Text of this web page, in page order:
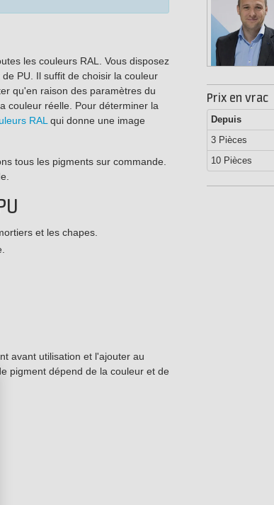
les couleurs RAL. Vous disposez
PU. Il suffit de choisir la couleur
qu'en raison des paramètres du
couleur réelle. Pour déterminer la
RAL qui donne une image
tous les pigments sur commande.
et les chapes.
avant utilisation et l'ajouter au
pigment dépend de la couleur et de
Prix en vrac
Depuis
3 Pièces
10 Pièces